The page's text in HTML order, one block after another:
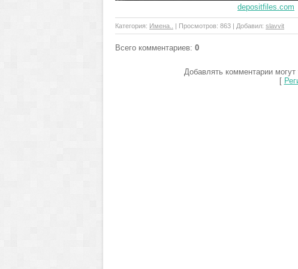
depositfiles.com
Категория: Имена.. | Просмотров: 863 | Добавил: slavvit
Всего комментариев: 0
Добавлять комментарии могут
[